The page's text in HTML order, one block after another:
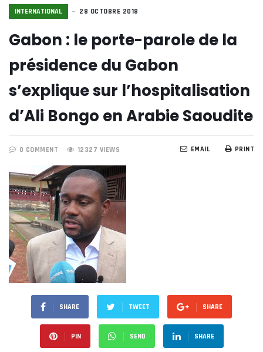
INTERNATIONAL 28 OCTOBRE 2018
Gabon : le porte-parole de la
présidence du Gabon
s’explique sur l’hospitalisation
d’Ali Bongo en Arabie Saoudite
0 COMMENT 12327 VIEWS PRINT
EMAIL
SHARE TWEET SHARE
PIN SEND SHARE